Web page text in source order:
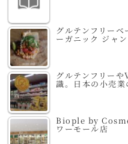
グルテンフリー
ーガニック ジャ
グルテンフリー
識。日本の小売
Biople by
ワーモール店